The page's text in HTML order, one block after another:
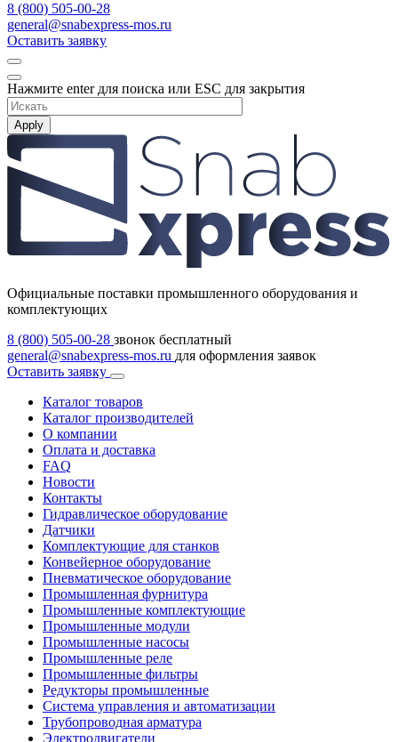
8 (800) 505-00-28
general@snabexpress-mos.ru
Оставить заявку
Нажмите enter для поиска или ESC для закрытия
Apply
Официальные поставки промышленного оборудования и
комплектующих
8 (800) 505-00-28 звонок бесплатный
general@snabexpress-mos.ru для оформления заявок
Оставить заявку
Каталог товаров
Каталог производителей
О компании
Оплата и доставка
FAQ
Новости
Контакты
Гидравлическое оборудование
Датчики
Комплектующие для станков
Конвейерное оборудование
Пневматическое оборудование
Промышленная фурнитура
Промышленные комплектующие
Промышленные модули
Промышленные насосы
Промышленные реле
Промышленные фильтры
Редукторы промышленные
Система управления и автоматизации
Трубопроводная арматура
Электродвигатели